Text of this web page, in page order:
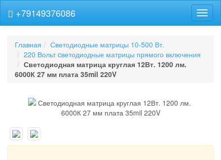
+79149376086
Главная
Светодиодные матрицы 10-500 Вт.
220 Вольт cветодиодные матрицы прямого включения
Светодиодная матрица круглая 12Вт. 1200 лм.
6000К 27 мм плата 35mil 220V